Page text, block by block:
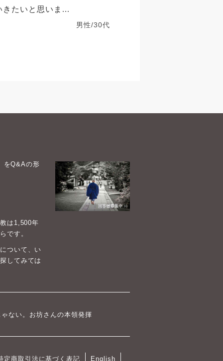
たいと思いま...
男性/30代
をQ&Aの形
は1,500年
です。
ついて、い
してみては
ない。お坊さんの本領発揮
定商取引法に基づく表記 English